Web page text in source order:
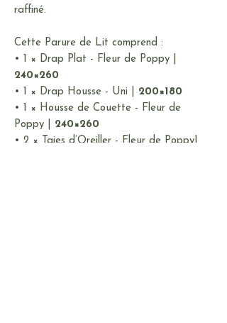
raffiné.
Cette Parure de Lit comprend :
• 1 × Drap Plat - Fleur de Poppy |
240×260
• 1 × Drap Housse - Uni | 200×180
• 1 × Housse de Couette - Fleur de
Poppy | 240×260
• 2 × Taies d’Oreiller - Fleur de Poppy|